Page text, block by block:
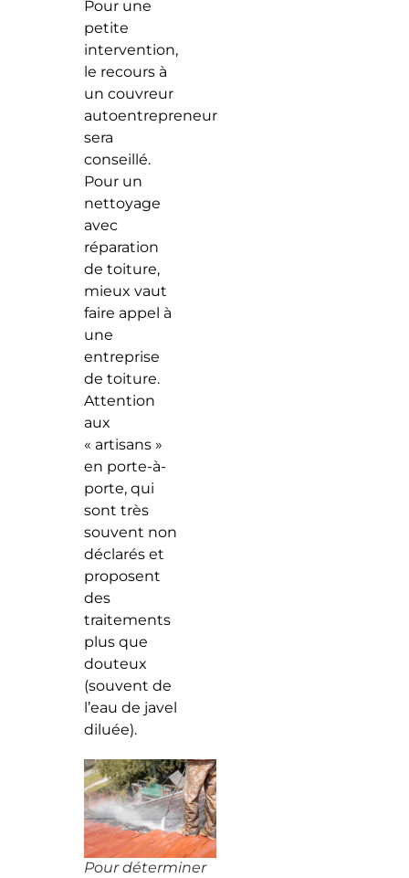
Pour une
petite
intervention,
le recours à
un couvreur
autoentrepreneur
sera
conseillé.
Pour un
nettoyage
avec
réparation
de toiture,
mieux vaut
faire appel à
une
entreprise
de toiture.
Attention
aux
« artisans »
en porte-à-
porte, qui
sont très
souvent non
déclarés et
proposent
des
traitements
plus que
douteux
(souvent de
l’eau de javel
diluée).
Pour déterminer